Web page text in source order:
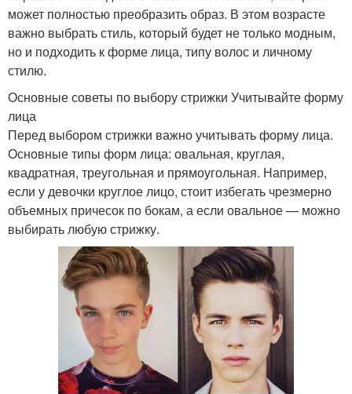
может полностью преобразить образ. В этом возрасте
важно выбрать стиль, который будет не только модным,
но и подходить к форме лица, типу волос и личному
стилю.
Основные советы по выбору стрижки Учитывайте форму
лица
Перед выбором стрижки важно учитывать форму лица.
Основные типы форм лица: овальная, круглая,
квадратная, треугольная и прямоугольная. Например,
если у девочки круглое лицо, стоит избегать чрезмерно
объемных причесок по бокам, а если овальное — можно
выбирать любую стрижку.